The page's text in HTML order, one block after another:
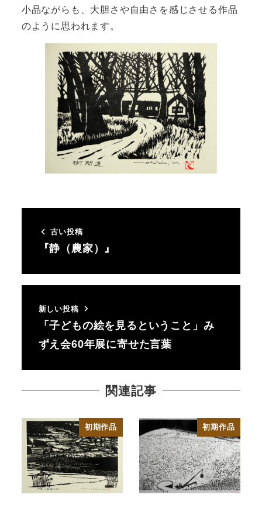
小品ながらも、大胆さや自由さを感じさせる作品
のように思われます。
古い投稿
『静（農家）』
新しい投稿
「子どもの絵を見るということ」み
ずえ会60年展に寄せた言葉
関連記事
初期作品 初期作品